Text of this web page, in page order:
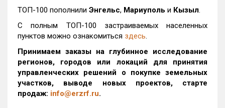
ТОП-100 пополнили Энгельс, Мариуполь и Кызыл.
С полным ТОП-100 застраиваемых населенных
пунктов можно ознакомиться здесь.
Принимаем заказы на глубинное исследование
регионов, городов или локаций для принятия
управленческих решений о покупке земельных
участков, выводе новых проектов, старте
продаж: info@erzrf.ru.